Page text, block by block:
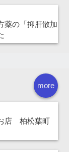
の「抑肝散加
more
店 柏松葉町